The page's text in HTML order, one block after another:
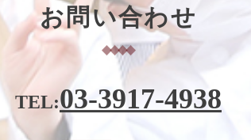
お問い合わせ
TEL:03-3917-4938